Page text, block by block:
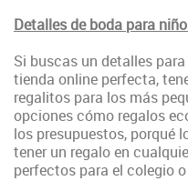
Detalles de boda para
Si buscas un detalles
tienda online perfecta,
regalitos para los más
opciones cómo regalos
los presupuestos, porqué
tener un regalo en
perfectos para el colegio